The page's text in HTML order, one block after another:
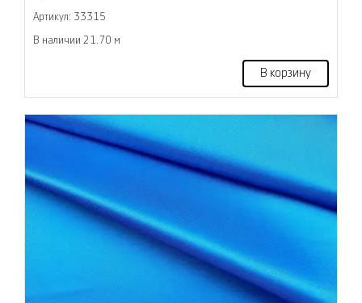
Артикул: 33315
В наличии 21.70 м
В корзину